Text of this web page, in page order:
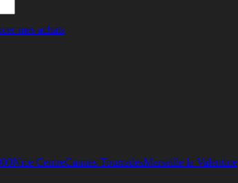
mes achats
Nice CentreCannes TourradesMarseille la Valentine